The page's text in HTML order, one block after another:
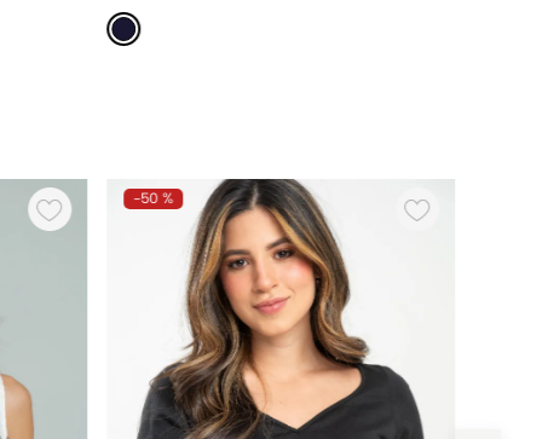
-50 %